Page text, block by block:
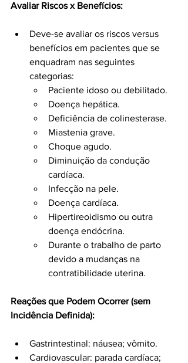
Avaliar Riscos x Benefícios:
Deve-se avaliar os riscos versus
benefícios em pacientes que se
enquadram nas seguintes
categorias:
Paciente idoso ou debilitado.
Doença hepática.
Deficiência de colinesterase.
Miastenia grave.
Choque agudo.
Diminuição da condução
cardíaca.
Infecção na pele.
Doença cardíaca.
Hipertireoidismo ou outra
doença endócrina.
Durante o trabalho de parto
devido a mudanças na
contratibilidade uterina.
Reações que Podem Ocorrer (sem
Incidência Definida):
Gastrintestinal: náusea; vômito.
Cardiovascular: parada cardíaca;